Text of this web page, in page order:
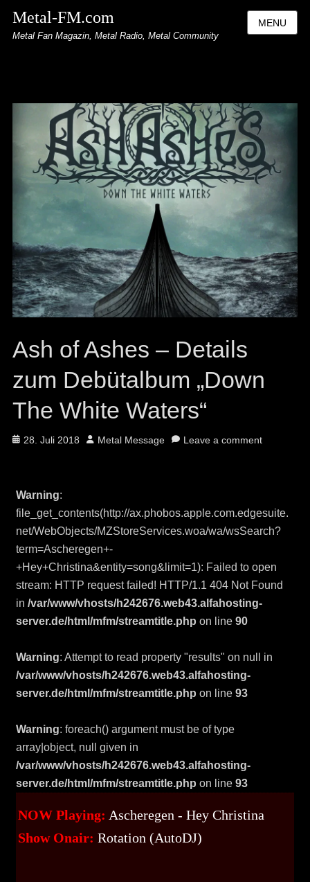
Metal-FM.com
Metal Fan Magazin, Metal Radio, Metal Community
MENU
Ash of Ashes – Details
zum Debütalbum „Down
The White Waters“
Posted
28. Juli 2018 Author
Metal Message Leave a comment
Warning:
file_get_contents(http://ax.phobos.apple.com.edgesuite.
net/WebObjects/MZStoreServices.woa/wa/wsSearch?
term=Ascheregen+-
+Hey+Christina&entity=song&limit=1): Failed to open
stream: HTTP request failed! HTTP/1.1 404 Not Found
in /var/www/vhosts/h242676.web43.alfahosting-
server.de/html/mfm/streamtitle.php on line 90
Warning: Attempt to read property "results" on null in
/var/www/vhosts/h242676.web43.alfahosting-
server.de/html/mfm/streamtitle.php on line 93
Warning: foreach() argument must be of type
array|object, null given in
/var/www/vhosts/h242676.web43.alfahosting-
server.de/html/mfm/streamtitle.php on line 93
NOW Playing: Ascheregen - Hey Christina
Show Onair: Rotation (AutoDJ)